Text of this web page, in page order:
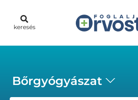
keresés
Bőrgyógyászat